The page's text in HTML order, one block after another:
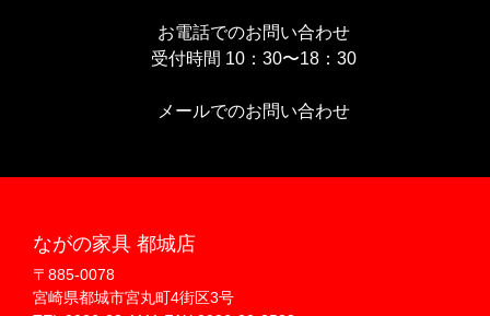
お電話でのお問い合わせ
受付時間 10：30〜18：30
メールでのお問い合わせ
ながの家具 都城店
〒885-0078
宮崎県都城市宮丸町4街区3号